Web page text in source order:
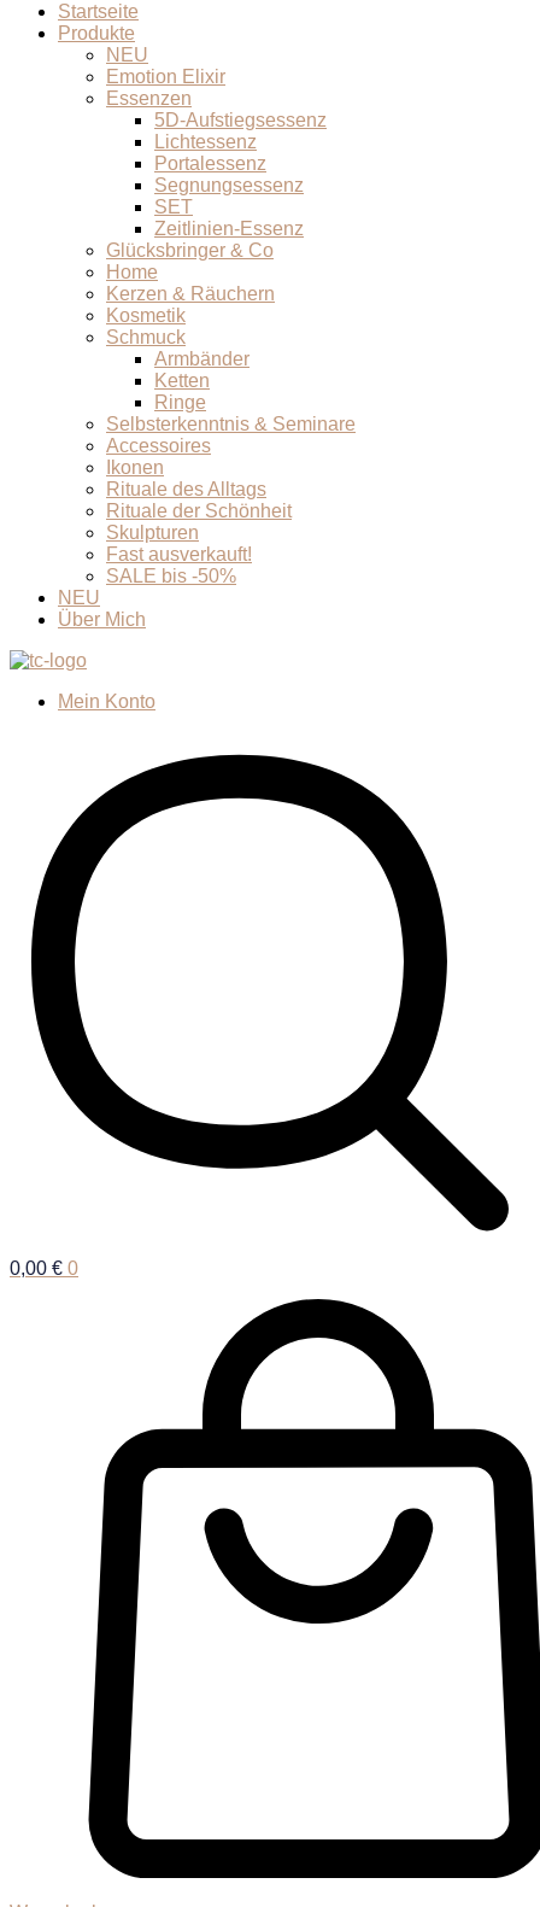
Startseite
Produkte
NEU
Emotion Elixir
Essenzen
5D-Aufstiegsessenz
Lichtessenz
Portalessenz
Segnungsessenz
SET
Zeitlinien-Essenz
Glücksbringer & Co
Home
Kerzen & Räuchern
Kosmetik
Schmuck
Armbänder
Ketten
Ringe
Selbsterkenntnis & Seminare
Accessoires
Ikonen
Rituale des Alltags
Rituale der Schönheit
Skulpturen
Fast ausverkauft!
SALE bis -50%
NEU
Über Mich
Mein Konto
0,00 € 0